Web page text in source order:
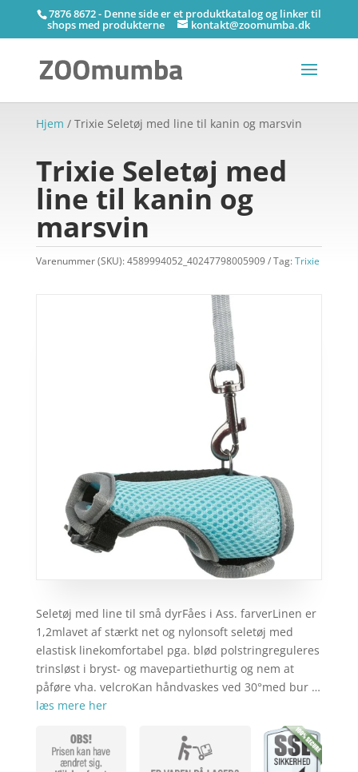
7876 8672 - Denne side er et produktkatalog og linker til
shops med produkterne kontakt@zoomumba.dk
Hjem / Trixie Seletøj med line til kanin og marsvin
Trixie Seletøj med
line til kanin og
marsvin
Varenummer (SKU):4589994052_40247798005909 Tag:Trixie
Seletøj med line til små dyrFåes i Ass. farverLinen er
1,2mlavet af stærkt net og nylonsoft seletøj med
elastisk linekomfortabel pga. blød polstringreguleres
trinsløst i bryst- og mavepartiethurtig og nem at
påføre vha. velcroKan håndvaskes ved 30°med bur …
læs mere her